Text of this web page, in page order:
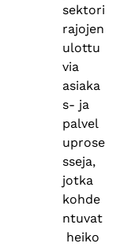
sektori
rajojen
ulottu
via
asiaka
s- ja
palvel
uprose
sseja,
jotka
kohde
ntuvat
heiko